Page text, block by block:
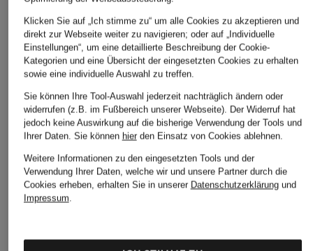
SANDRO
Ledergürtel
125 €
Condor
Ledergürtel
39,99 €
Marc O'Polo
49,95 €
Klicken Sie auf „Ich stimme zu“ um alle Cookies zu akzeptieren und
direkt zur Webseite weiter zu navigieren; oder auf „Individuelle
Einstellungen“, um eine detaillierte Beschreibung der Cookie-
Kategorien und eine Übersicht der eingesetzten Cookies zu erhalten
sowie eine individuelle Auswahl zu treffen.
Sie können Ihre Tool-Auswahl jederzeit nachträglich ändern oder
widerrufen (z.B. im Fußbereich unserer Webseite). Der Widerruf hat
jedoch keine Auswirkung auf die bisherige Verwendung der Tools und
Ihrer Daten. Sie können hierden Einsatz von Cookies ablehnen.
Weitere Informationen zu den eingesetzten Tools und der
Verwendung Ihrer Daten, welche wir und unsere Partner durch die
Cookies erheben, erhalten Sie in unserer Datenschutzerklärungund
Impressum.